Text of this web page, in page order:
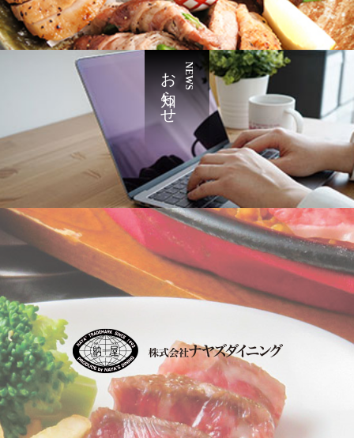
NEWS
お知らせ